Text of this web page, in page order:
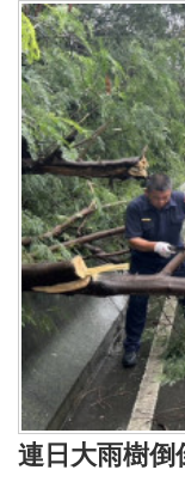
連日大雨樹